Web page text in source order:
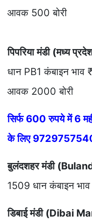
आवक 500 बोरी
पिपरिया मंडी (मध्य
धान PB1 कंबाइन
आवक 2000 बोरी
सिर्फ 600 रुपये में 6
के लिए
बुलंदशहर मंडी
1509 धान कंबाइन
डिबाई मंडी (Dibai